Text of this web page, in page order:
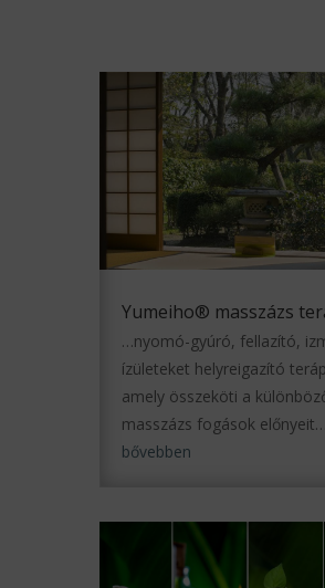
Yumeiho® masszázs
…nyomó-gyúró, fellazító,
ízületeket helyreigazító
amely összeköti a
masszázs fogások előnyeit…
bővebben